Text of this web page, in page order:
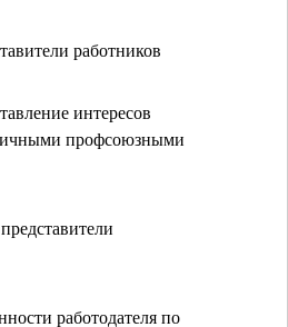
работников
интересов
профсоюзными
работодателя по